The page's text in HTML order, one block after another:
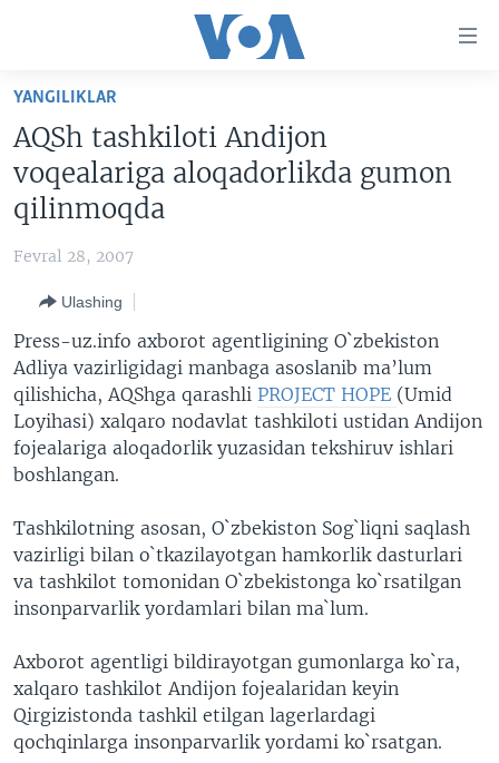
Boshiga
Qidiruvga
o'ting
AMERIKA
MARKAZIY OSIYO
AMERIKA MANZARALARI
XALQARO HAYOT
VASHINGTON CHOYXONASI
MOBIL-SALOM!
VIDEO
XABARLAR SURATLARDA
IJTIMOIY TARMOQLAR
FACEBOOK
YOUTUBE
INSTAGRAM
ODNOKLASSNIKI
TELEGRAM
INGLIZ TILI DARSLARI
EDITORIAL
YANGILIKLAR
AQSh tashkiloti Andijon
voqealariga aloqadorlikda gumon
qilinmoqda
Fevral 28, 2007
Ulashing
Press-uz.info axborot agentligining O`zbekiston
Adliya vazirligidagi manbaga asoslanib ma’lum
qilishicha, AQShga qarashli PROJECT HOPE (Umid
Loyihasi) xalqaro nodavlat tashkiloti ustidan Andijon
fojealariga aloqadorlik yuzasidan tekshiruv ishlari
boshlangan.
Tashkilotning asosan, O`zbekiston Sog`liqni saqlash
vazirligi bilan o`tkazilayotgan hamkorlik dasturlari
va tashkilot tomonidan O`zbekistonga ko`rsatilgan
insonparvarlik yordamlari bilan ma`lum.
Axborot agentligi bildirayotgan gumonlarga ko`ra,
xalqaro tashkilot Andijon fojealaridan keyin
Qirgizistonda tashkil etilgan lagerlardagi
qochqinlarga insonparvarlik yordami ko`rsatgan.